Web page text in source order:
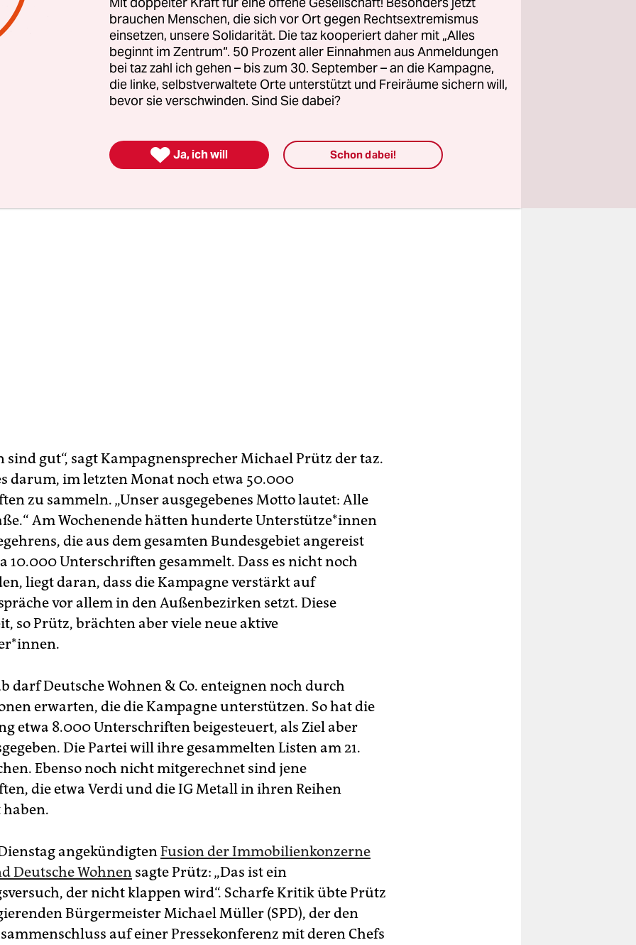
Ausfallquote, die vor allem auf die Unterschriften
ohne deutsche Staatsangehörigkeitund solchen, die
Monaten in Berlin gemeldet sind, zurückgeht, braucht
schlussendlich etwa 250.000 Unterschriften, um das
175.000 gültigen Unterschriften für einen Volksentscheid
der privaten Wohnungskonzerne mit
3.000 Wohnungen in Berlin abstimmen.
sind gut“, sagt Kampagnensprecher Michael Prütz der taz.
darum, im letzten Monat noch etwa 50.000
zu sammeln. „Unser ausgegebenes Motto lautet: Alle
Am Wochenende hätten hunderte Un­ter­stüt­ze*innen
die aus dem gesamten Bundesgebiet angereist
10.000 Unterschriften gesammelt. Dass es nicht noch
liegt daran, dass die Kampagne verstärkt auf
vor allem in den Außenbezirken setzt. Diese
so Prütz, brächten aber viele neue aktive
darf Deutsche Wohnen & Co. enteignen noch durch
erwarten, die die Kampagne unterstützen. So hat die
etwa 8.000 Unterschriften beigesteuert, als Ziel aber
Die Partei will ihre gesammelten Listen am 21.
Ebenso noch nicht mitgerechnet sind jene
die etwa Verdi und die IG Metall in ihren Reihen
haben.
angekündigtenFusion der Immobilienkonzerne
Deutsche Wohnen sagte Prütz: „Das ist ein
der nicht klappen wird“. Scharfe Kritik übte Prütz
Bürgermeister Michael Müller (SPD), der den
auf einer Pressekonferenz mit deren Chefs
brauchen Menschen, die sich vor Ort gegen Rechtsextremismus
einsetzen, unsere Solidarität. Die taz kooperiert daher mit „Alles
beginnt im Zentrum“. 50 Prozent aller Einnahmen aus Anmeldungen
bei taz zahl ich gehen – bis zum 30. September – an die Kampagne,
die linke, selbstverwaltete Orte unterstützt und Freiräume sichern will,
bevor sie verschwinden. Sind Sie dabei?
 Ja, ich will Schon dabei!